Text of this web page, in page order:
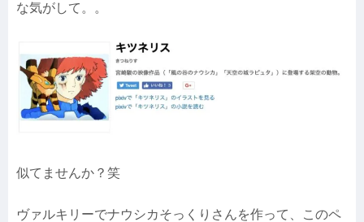
な気がして。。
似てませんか？笑
ヴァルキリーでナウシカそっくりさんを作って、このペ